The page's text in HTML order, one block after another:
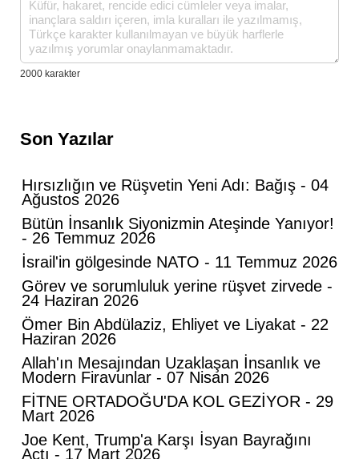
Son Yazılar
Hırsızlığın ve Rüşvetin Yeni Adı: Bağış - 04
Ağustos 2026
Bütün İnsanlık Siyonizmin Ateşinde Yanıyor!
- 26 Temmuz 2026
İsrail'in gölgesinde NATO - 11 Temmuz 2026
Görev ve sorumluluk yerine rüşvet zirvede -
24 Haziran 2026
​Ömer Bin Abdülaziz, Ehliyet ve Liyakat - 22
Haziran 2026
​Allah'ın Mesajından Uzaklaşan İnsanlık ve
Modern Firavunlar - 07 Nisan 2026
FİTNE ORTADOĞU'DA KOL GEZİYOR - 29
Mart 2026
​Joe Kent, Trump'a Karşı İsyan Bayrağını
Açtı - 17 Mart 2026